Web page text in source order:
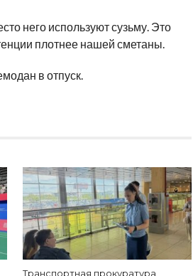
него используют сузьму. Это
плотнее нашей сметаны.
в отпуск.
Транспортная прокуратура